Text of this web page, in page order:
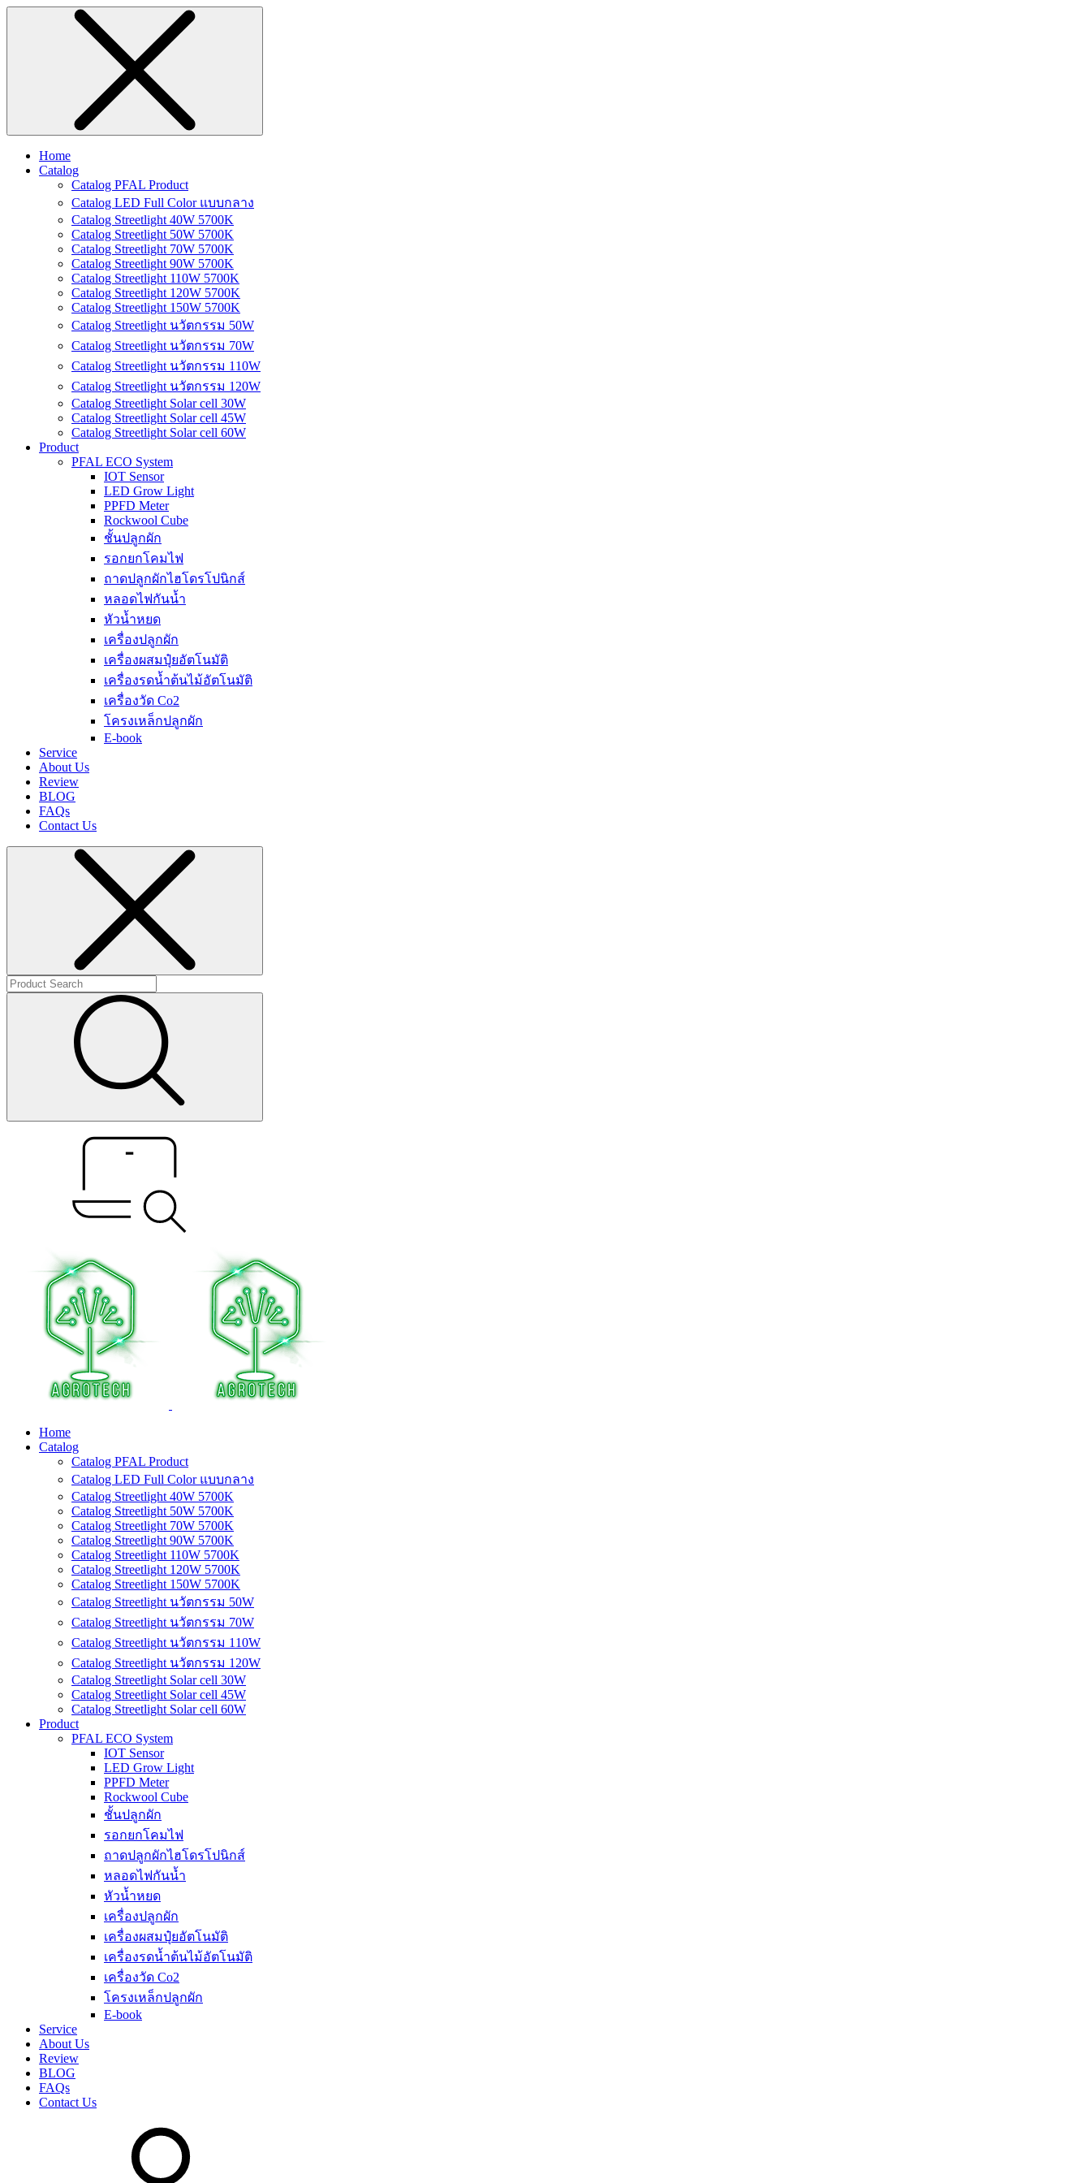
Home
Catalog
Catalog PFAL Product
Catalog LED Full Color แบบกลาง
Catalog Streetlight 40W 5700K
Catalog Streetlight 50W 5700K
Catalog Streetlight 70W 5700K
Catalog Streetlight 90W 5700K
Catalog Streetlight 110W 5700K
Catalog Streetlight 120W 5700K
Catalog Streetlight 150W 5700K
Catalog Streetlight นวัตกรรม 50W
Catalog Streetlight นวัตกรรม 70W
Catalog Streetlight นวัตกรรม 110W
Catalog Streetlight นวัตกรรม 120W
Catalog Streetlight Solar cell 30W
Catalog Streetlight Solar cell 45W
Catalog Streetlight Solar cell 60W
Product
PFAL ECO System
IOT Sensor
LED Grow Light
PPFD Meter
Rockwool Cube
ชั้นปลูกผัก
รอกยกโคมไฟ
ถาดปลูกผักไฮโดรโปนิกส์
หลอดไฟกันน้ำ
หัวน้ำหยด
เครื่องปลูกผัก
เครื่องผสมปุ๋ยอัตโนมัติ
เครื่องรดน้ำต้นไม้อัตโนมัติ
เครื่องวัด Co2
โครงเหล็กปลูกผัก
E-book
Service
About Us
Review
BLOG
FAQs
Contact Us
Home
Catalog
Catalog PFAL Product
Catalog LED Full Color แบบกลาง
Catalog Streetlight 40W 5700K
Catalog Streetlight 50W 5700K
Catalog Streetlight 70W 5700K
Catalog Streetlight 90W 5700K
Catalog Streetlight 110W 5700K
Catalog Streetlight 120W 5700K
Catalog Streetlight 150W 5700K
Catalog Streetlight นวัตกรรม 50W
Catalog Streetlight นวัตกรรม 70W
Catalog Streetlight นวัตกรรม 110W
Catalog Streetlight นวัตกรรม 120W
Catalog Streetlight Solar cell 30W
Catalog Streetlight Solar cell 45W
Catalog Streetlight Solar cell 60W
Product
PFAL ECO System
IOT Sensor
LED Grow Light
PPFD Meter
Rockwool Cube
ชั้นปลูกผัก
รอกยกโคมไฟ
ถาดปลูกผักไฮโดรโปนิกส์
หลอดไฟกันน้ำ
หัวน้ำหยด
เครื่องปลูกผัก
เครื่องผสมปุ๋ยอัตโนมัติ
เครื่องรดน้ำต้นไม้อัตโนมัติ
เครื่องวัด Co2
โครงเหล็กปลูกผัก
E-book
Service
About Us
Review
BLOG
FAQs
Contact Us